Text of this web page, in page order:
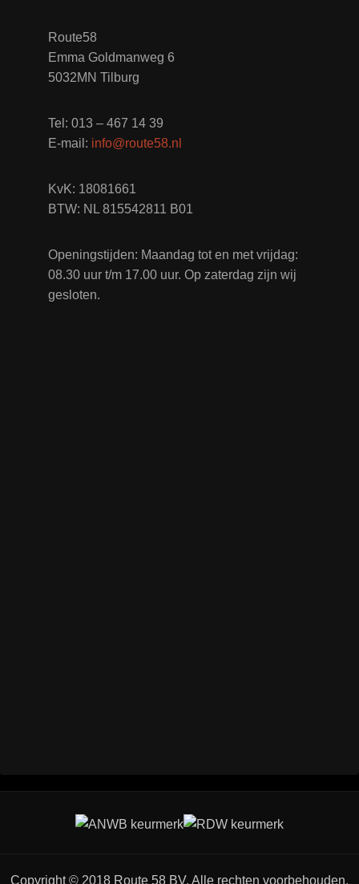
Route58
Emma Goldmanweg 6
5032MN Tilburg
Tel: 013 – 467 14 39
E-mail: info@route58.nl
KvK: 18081661
BTW: NL 815542811 B01
Openingstijden: Maandag tot en met vrijdag:
08.30 uur t/m 17.00 uur. Op zaterdag zijn wij
gesloten.
Copyright © 2018 Route 58 BV. Alle rechten voorbehouden.